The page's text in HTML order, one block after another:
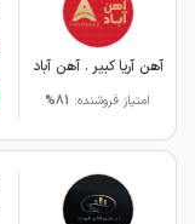
آهن آریا کبیر . آهن آباد
امتیاز فروشنده: 81%